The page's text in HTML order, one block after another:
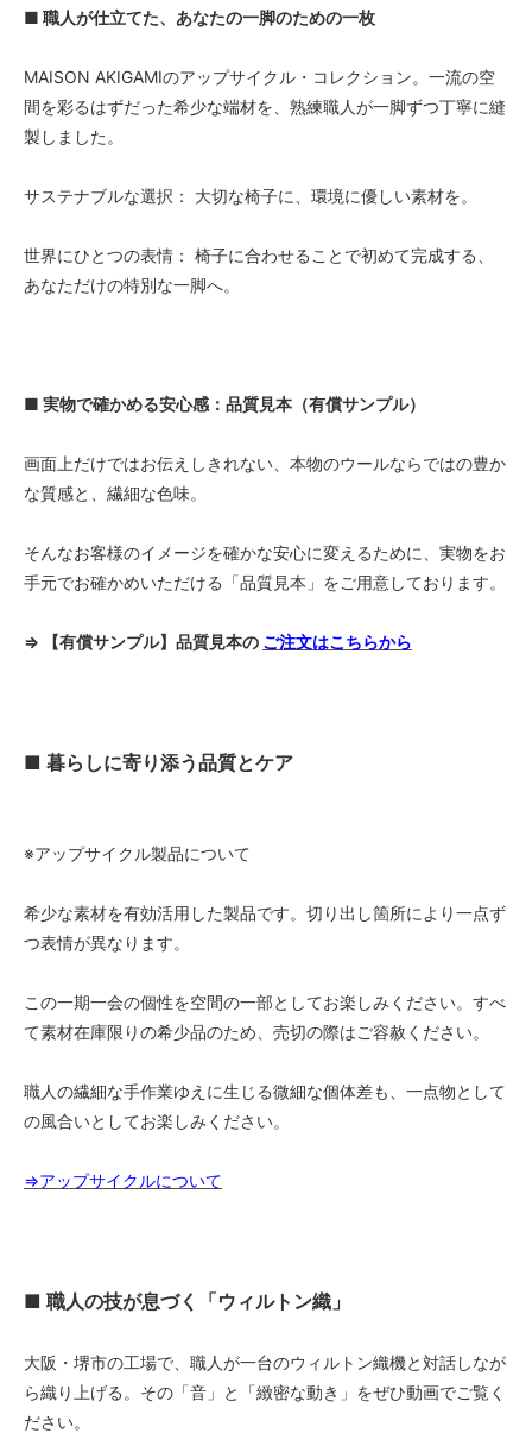
■ 職人が仕立てた、あなたの一脚のための一枚
MAISON AKIGAMIのアップサイクル・コレクション。一流の空
間を彩るはずだった希少な端材を、熟練職人が一脚ずつ丁寧に縫
製しました。
サステナブルな選択： 大切な椅子に、環境に優しい素材を。
世界にひとつの表情： 椅子に合わせることで初めて完成する、
あなただけの特別な一脚へ。
■ 実物で確かめる安心感：品質見本（有償サンプル）
画面上だけではお伝えしきれない、本物のウールならではの豊か
な質感と、繊細な色味。
そんなお客様のイメージを確かな安心に変えるために、実物をお
手元でお確かめいただける「品質見本」をご用意しております。
⇒ 【有償サンプル】品質見本の ご注文はこちらから
■ 暮らしに寄り添う品質とケア
※アップサイクル製品について
希少な素材を有効活用した製品です。切り出し箇所により一点ず
つ表情が異なります。
この一期一会の個性を空間の一部としてお楽しみください。すべ
て素材在庫限りの希少品のため、売切の際はご容赦ください。
職人の繊細な手作業ゆえに生じる微細な個体差も、一点物として
の風合いとしてお楽しみください。
⇒アップサイクルについて
■ 職人の技が息づく「ウィルトン織」
大阪・堺市の工場で、職人が一台のウィルトン織機と対話しなが
ら織り上げる。その「音」と「緻密な動き」をぜひ動画でご覧く
ださい。